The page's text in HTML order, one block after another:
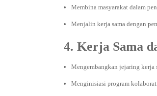
Membina masyarakat dalam
Menjalin kerja sama dengan
4. Kerja Sama
Mengembangkan jejaring kerja
Menginisiasi program